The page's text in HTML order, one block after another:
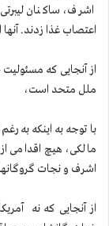
اعتصاب غذا زدند. آنها
از آنجایی که
ملل متحد است،
مالکی، هیچ اقدامی
اشرف و نجات
از آنجایی که نه